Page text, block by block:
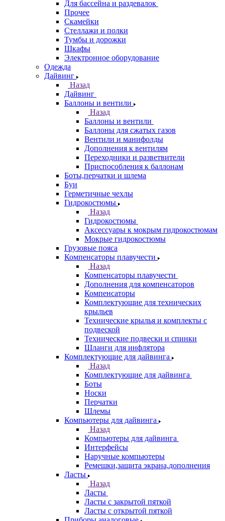
Для бассейна и раздевалок
Прочее
Скамейки
Стеллажи и полки
Тумбы и дорожки
Шкафы
Электронное оборудование
Одежда
Дайвинг
Назад
Дайвинг
Баллоны и вентили
Назад
Баллоны и вентили
Баллоны для сжатых газов
Вентили и манифолды
Дополнения к вентилям
Переходники и разветвители
Приспособления к баллонам
Боты,перчатки и шлема
Буи
Герметичные чехлы
Гидрокостюмы
Назад
Гидрокостюмы
Аксессуары к мокрым гидрокостюмам
Мокрые гидрокостюмы
Грузовые пояса
Компенсаторы плавучести
Назад
Компенсаторы плавучести
Дополнения для компенсаторов
Компенсаторы
Комплектующие для технических
крыльев
Технические крылья и комплекты с
подвеской
Технические подвески и спинки
Шланги для инфлятора
Комплектующие для дайвинга
Назад
Комплектующие для дайвинга
Боты
Носки
Перчатки
Шлемы
Компьютеры для дайвинга
Назад
Компьютеры для дайвинга
Интерфейсы
Наручные компьютеры
Ремешки,защита экрана,дополнения
Ласты
Назад
Ласты
Ласты с закрытой пяткой
Ласты с открытой пяткой